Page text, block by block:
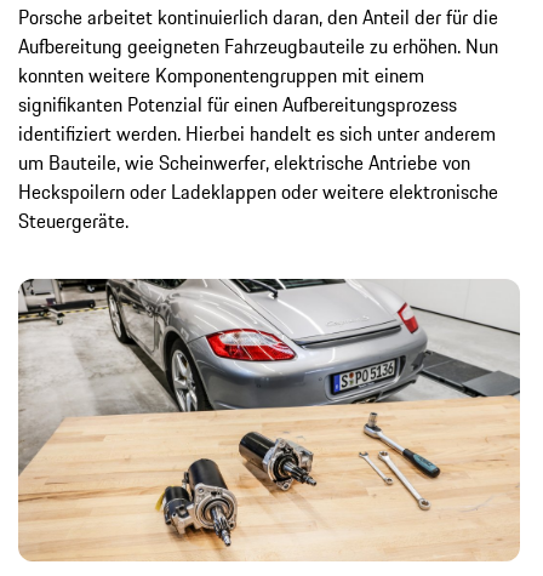
Porsche arbeitet kontinuierlich daran, den Anteil der für die
Aufbereitung geeigneten Fahrzeugbauteile zu erhöhen. Nun
konnten weitere Komponentengruppen mit einem
signifikanten Potenzial für einen Aufbereitungsprozess
identifiziert werden. Hierbei handelt es sich unter anderem
um Bauteile, wie Scheinwerfer, elektrische Antriebe von
Heckspoilern oder Ladeklappen oder weitere elektronische
Steuergeräte.